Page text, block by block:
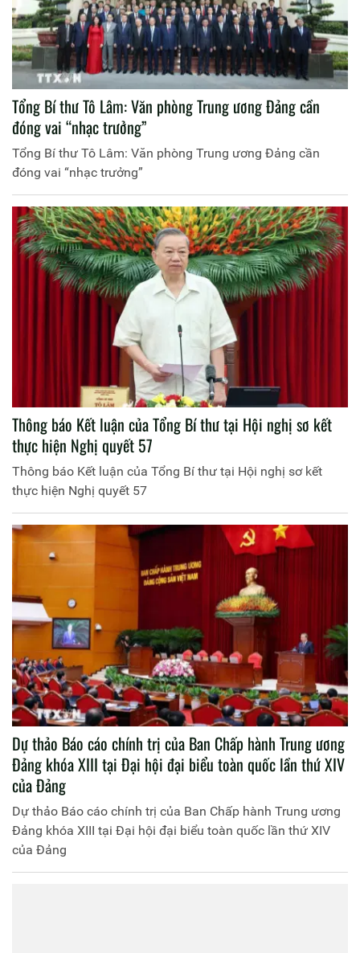
Tổng Bí thư Tô Lâm: Văn phòng Trung ương Đảng cần
đóng vai “nhạc trưởng”
Tổng Bí thư Tô Lâm: Văn phòng Trung ương Đảng cần
đóng vai “nhạc trưởng”
Thông báo Kết luận của Tổng Bí thư tại Hội nghị sơ kết
thực hiện Nghị quyết 57
Thông báo Kết luận của Tổng Bí thư tại Hội nghị sơ kết
thực hiện Nghị quyết 57
Dự thảo Báo cáo chính trị của Ban Chấp hành Trung ương
Đảng khóa XIII tại Đại hội đại biểu toàn quốc lần thứ XIV
của Đảng
Dự thảo Báo cáo chính trị của Ban Chấp hành Trung ương
Đảng khóa XIII tại Đại hội đại biểu toàn quốc lần thứ XIV
của Đảng